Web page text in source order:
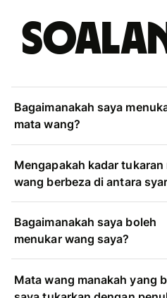
Bagaimanakah saya
mata wang?
Mengapakah kadar tukaran
wang berbeza di antara
Bagaimanakah saya boleh
menukar wang saya?
Mata wang manakah yang